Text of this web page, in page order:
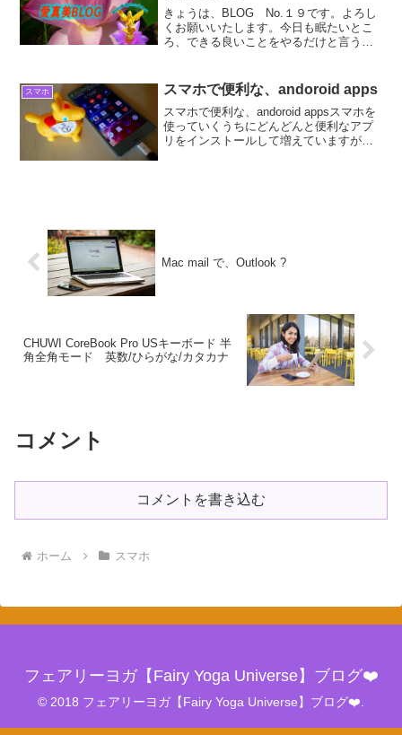
きょうは、BLOG No.１９です。よろし
くお願いいたします。今日も眠たいとこ
ろ、できる良いことをやるだけと言う意
に・・・。愛と調和を目指して！トラウ
マがシマウマへ...
スマホ スマホで便利な、andoroid apps
スマホで便利な、andoroid appsスマホを
使っていくうちにどんどんと便利なアプ
リをインストールして増えていますが、
Mac mail で、Outlook ?
CHUWI CoreBook Pro USキーボード 半
角全角モード 英数/ひらがな/カタカナ
コメント
コメントを書き込む
ホーム スマホ
フェアリーヨガ【Fairy Yoga Universe】ブログ❤️
© 2018 フェアリーヨガ【Fairy Yoga Universe】ブログ❤️.